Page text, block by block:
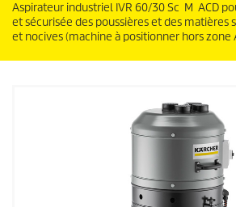
Aspirateur industriel IVR 60/30 Sc M ACD
et sécurisée des poussières et des matières
et nocives (machine à positionner hors zone